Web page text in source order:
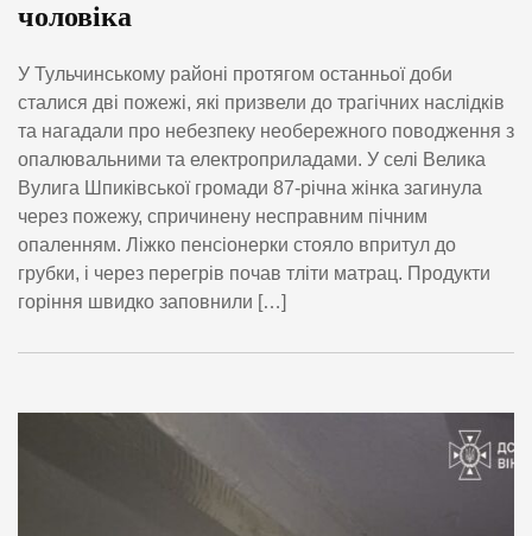
чоловіка
У Тульчинському районі протягом останньої доби
сталися дві пожежі, які призвели до трагічних наслідків
та нагадали про небезпеку необережного поводження з
опалювальними та електроприладами. У селі Велика
Вулига Шпиківської громади 87-річна жінка загинула
через пожежу, спричинену несправним пічним
опаленням. Ліжко пенсіонерки стояло впритул до
грубки, і через перегрів почав тліти матрац. Продукти
горіння швидко заповнили […]